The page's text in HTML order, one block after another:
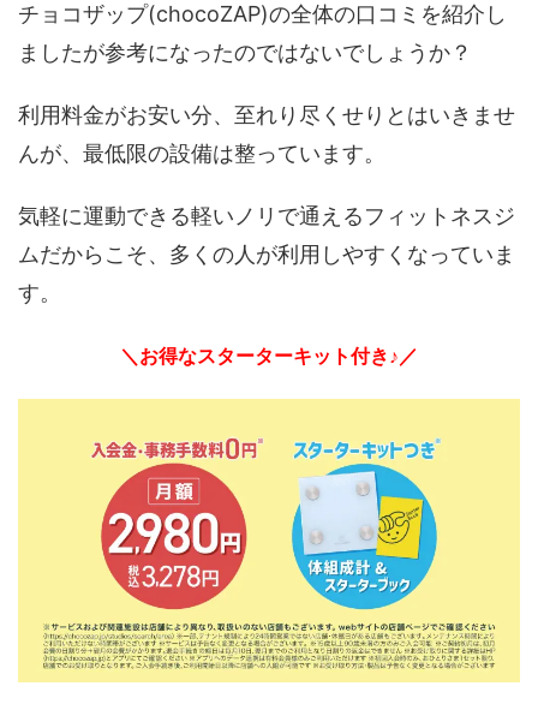
チョコザップ(chocoZAP)の全体の口コミを紹介し
ましたが参考になったのではないでしょうか？
利用料金がお安い分、至れり尽くせりとはいきませ
んが、最低限の設備は整っています。
気軽に運動できる軽いノリで通えるフィットネスジ
ムだからこそ、多くの人が利用しやすくなっていま
す。
＼お得なスターターキット付き♪／